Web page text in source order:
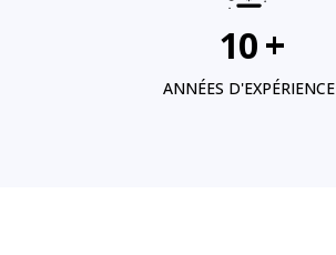
10+
ANNÉES D'EXPÉRIENCE